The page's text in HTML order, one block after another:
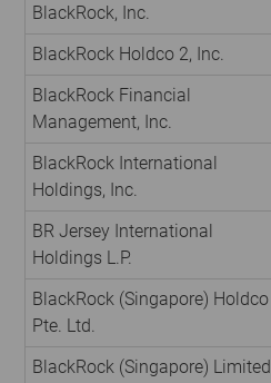
BlackRock, Inc.
BlackRock Holdco 2, Inc.
BlackRock Financial
Management, Inc.
BlackRock International
Holdings, Inc.
BR Jersey International
Holdings L.P.
BlackRock (Singapore) Holdco
Pte. Ltd.
BlackRock (Singapore) Limited